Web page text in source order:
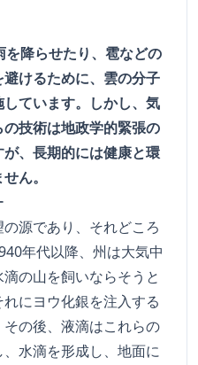
降らせたり、雹などの
けるために、雲の分子
ています。しかし、気
技術は地政学的緊張の
、長期的には健康と環
ん。
源であり、それどころ
年代以降、州は大気中
の山を飼いならそうと
にヨウ化銀を注入する
の後、液滴はこれらの
水滴を形成し、地面に